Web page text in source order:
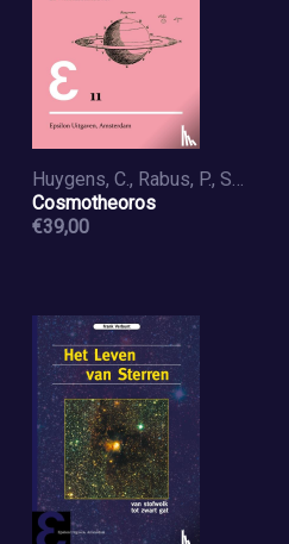
Huygens, C., Rabus, P., Snelders, H.A.M.
Cosmotheoros
€39,00